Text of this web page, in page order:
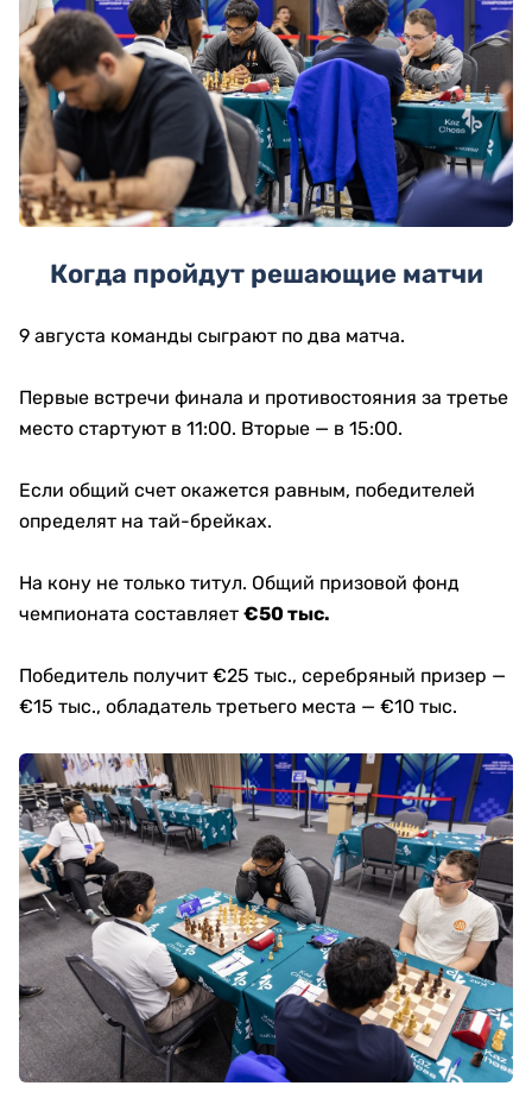
Когда пройдут решающие матчи
9 августа команды сыграют по два матча.
Первые встречи финала и противостояния за третье
место стартуют в 11:00. Вторые — в 15:00.
Если общий счет окажется равным, победителей
определят на тай-брейках.
На кону не только титул. Общий призовой фонд
чемпионата составляет €50 тыс.
Победитель получит €25 тыс., серебряный призер —
€15 тыс., обладатель третьего места — €10 тыс.